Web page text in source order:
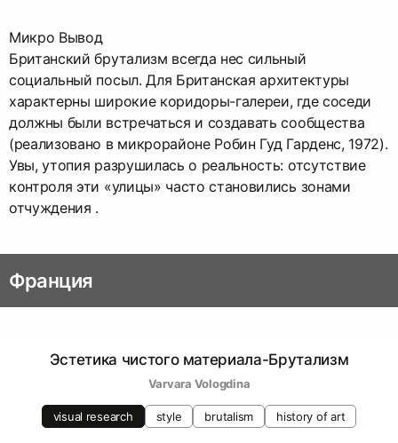
Микро Вывод
Британский брутализм всегда нес сильный
социальный посыл. Для Британская архитектуры
характерны широкие коридоры-галереи, где соседи
должны были встречаться и создавать сообщества
(реализовано в микрорайоне Робин Гуд Гарденс, 1972).
Увы, утопия разрушилась о реальность: отсутствие
контроля эти «улицы» часто становились зонами
отчуждения .
Франция
Эстетика чистого материала-Брутализм
Varvara Vologdina
visual research style brutalism history of art